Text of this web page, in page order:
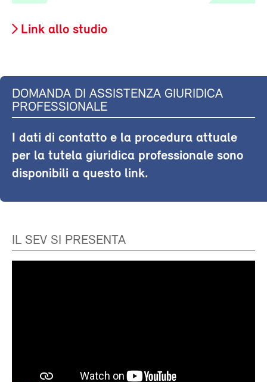
Link allo studio
DOMANDA DI ASSISTENZA GIURIDICA
PROFESSIONALE
I dati di contatto e la procedura attuale
per la tutela giuridica professionale sono
disponibili a questo link.
IL SEV SI PRESENTA